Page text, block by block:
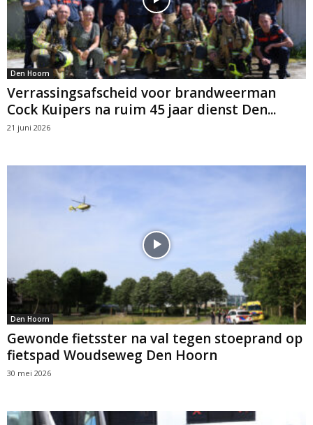
Den Hoorn
Verrassingsafscheid voor brandweerman
Cock Kuipers na ruim 45 jaar dienst Den...
21 juni 2026
Den Hoorn
Gewonde fietsster na val tegen stoeprand op
fietspad Woudseweg Den Hoorn
30 mei 2026